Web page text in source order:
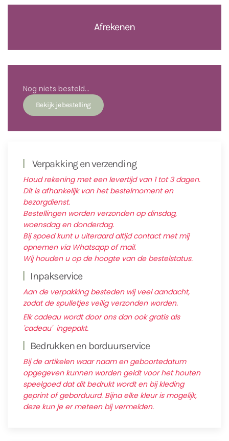
Afrekenen
Nog niets besteld...
Verpakking en verzending
Houd rekening met een levertijd van 1 tot 3 dagen.
Dit is afhankelijk van het bestelmoment en
bezorgdienst.
Bestellingen worden verzonden op dinsdag,
woensdag en donderdag.
Bij spoed kunt u uiteraard altijd contact met mij
opnemen via Whatsapp of mail.
Wij houden u op de hoogte van de bestelstatus.
Inpakservice
Aan de verpakking besteden wij veel aandacht,
zodat de spulletjes veilig verzonden worden.
Elk cadeau wordt door ons dan ook gratis als
'cadeau' ingepakt.
Bedrukken en borduurservice
Bij de artikelen waar naam en geboortedatum
opgegeven kunnen worden geldt voor het houten
speelgoed dat dit bedrukt wordt en bij kleding
geprint of geborduurd. Bijna elke kleur is mogelijk,
deze kun je er meteen bij vermelden.